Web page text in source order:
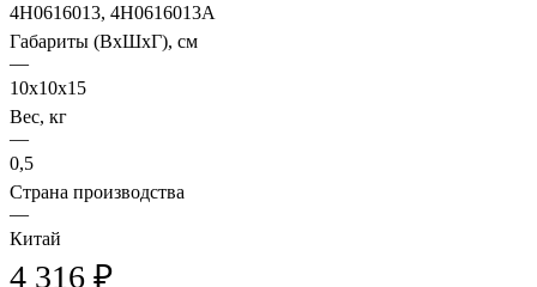
4H0616013, 4H0616013A
Габариты (ВхШхГ), см
—
10х10х15
Вес, кг
—
0,5
Страна производства
—
Китай
4 316 ₽